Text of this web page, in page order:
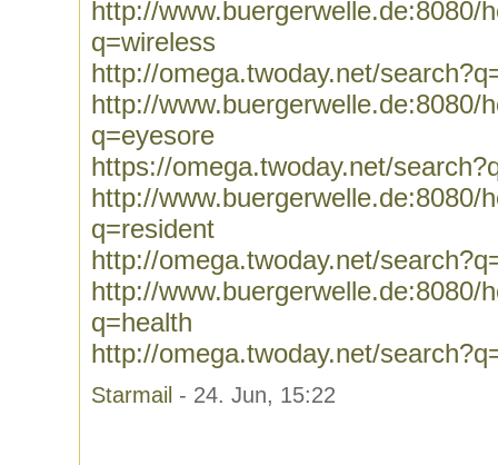
http://www.buergerwelle.de:8080/
q=wireless
http://omega.twoday.net/
http://www.buergerwelle.de:8080/
q=eyesore
https://omega.twoday.net/
http://www.buergerwelle.de:8080/
q=resident
http://omega.twoday.net/
http://www.buergerwelle.de:8080/
q=health
http://omega.twoday.net/
Starmail - 24. Jun, 15:22